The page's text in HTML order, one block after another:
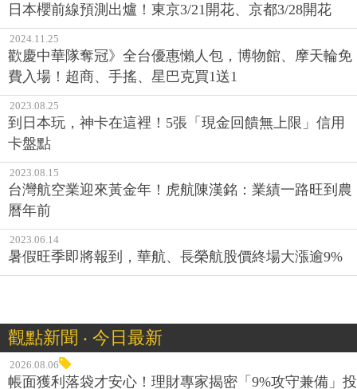
日本櫻前線預測出爐！東京3/21開花、京都3/28開花
2024.11.25
歡慶中華隊奪冠》全台優惠懶人包，博物館、摩天輪免
費入場！超商、手搖、星巴克買1送1
2023.08.25
到日本玩，神卡在這裡！5張「現金回饋無上限」信用
卡盤點
2023.08.15
台灣航空業迎來黃金年！虎航陳漢銘：業績一路旺到農
曆年前
2023.06.14
暑假旺季即將報到，華航、長榮航股價終場大漲逾9%
觀點新聞 ‧ 今日最新
2026.08.06
帳面獲利落袋才安心！理財專家揭密「9%攻守兼備」投